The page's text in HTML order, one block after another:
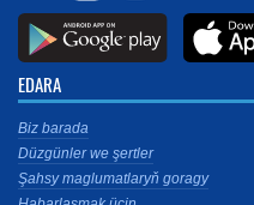
EDARA
Biz barada
Düzgünler we şertler
Şahsy maglumatlaryň goragy